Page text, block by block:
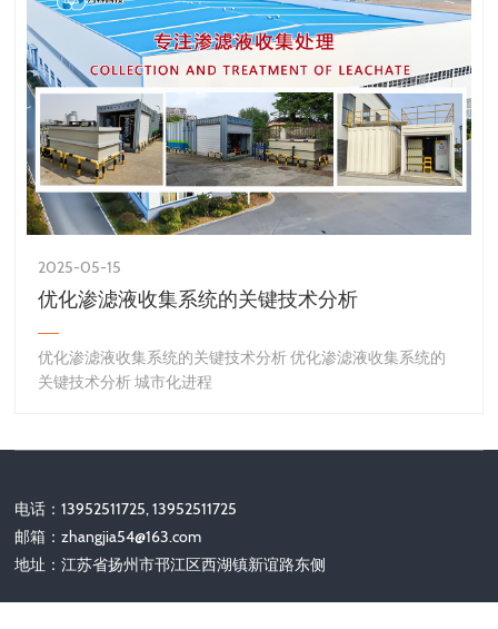
2025-05-15
优化渗滤液收集系统的关键技术分析
优化渗滤液收集系统的关键技术分析 优化渗滤液收集系统的
关键技术分析 城市化进程
电话：13952511725, 13952511725
邮箱：zhangjia54@163.com
地址：江苏省扬州市邗江区西湖镇新谊路东侧